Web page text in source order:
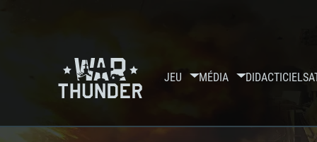
JEU MÉDIA DIDACTICIELS